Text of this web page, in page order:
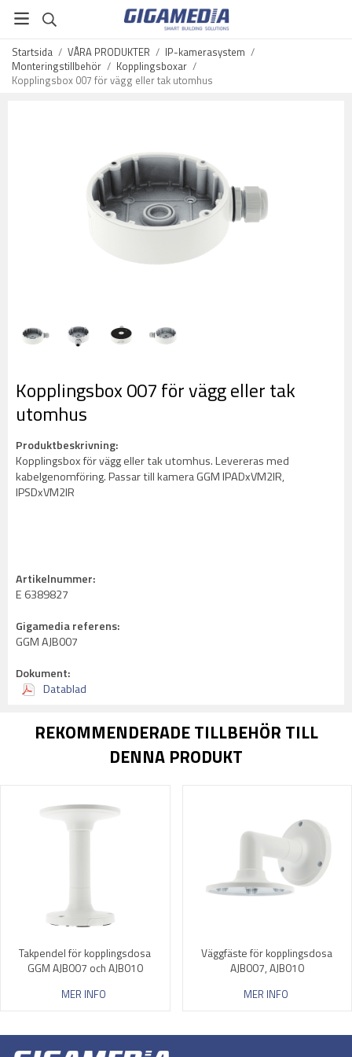
Startsida / VÅRA PRODUKTER / IP-kamerasystem /
Monteringstillbehör / Kopplingsboxar /
Kopplingsbox 007 för vägg eller tak utomhus
Kopplingsbox 007 för vägg eller tak
utomhus
Produktbeskrivning:
Kopplingsbox för vägg eller tak utomhus. Levereras med
kabelgenomföring. Passar till kamera GGM IPADxVM2IR,
IPSDxVM2IR
Artikelnummer:
E 6389827
Gigamedia referens:
GGM AJB007
Dokument:
Datablad
REKOMMENDERADE TILLBEHÖR TILL
DENNA PRODUKT
Takpendel för kopplingsdosa
GGM AJB007 och AJB010
MER INFO
Väggfäste för kopplingsdosa
AJB007, AJB010
MER INFO